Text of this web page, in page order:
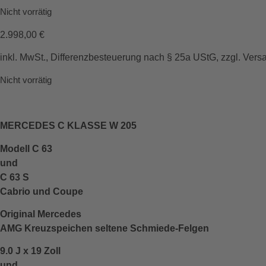
Nicht vorrätig
2.998,00 €
inkl. MwSt., Differenzbesteuerung nach § 25a UStG, zzgl.
Nicht vorrätig
MERCEDES C KLASSE W 205
Modell C 63
und
C 63 S
Cabrio und Coupe
Original Mercedes
AMG Kreuzspeichen seltene Schmiede-Felgen
9.0 J x 19 Zoll